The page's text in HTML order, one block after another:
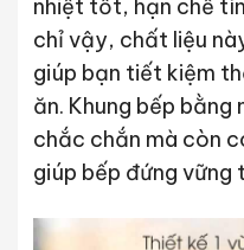
nhiệt tốt, hạn chế
chỉ vậy, chất liệu
giúp bạn tiết kiệm
ăn. Khung bếp
chắc chắn mà còn
giúp bếp đứng vững